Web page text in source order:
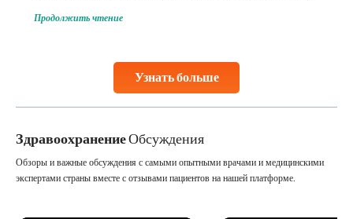
Узнать больше
globe are searching for treatments like angioplasty and
Studies, such as one published
Продолжить чтение
ЗдравоохранениеОбсуждения
Обзоры и важные обсуждения с самыми опытными врачами и медицинскими
экспертами страны вместе с отзывами пациентов на нашей платформе.